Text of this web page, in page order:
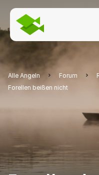
Alle Angeln Forum
Forellen beißen nicht